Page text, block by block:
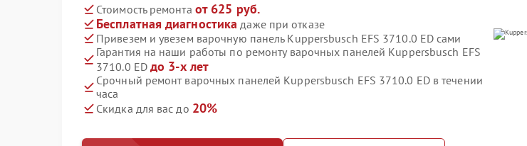
Стоимость ремонта от 625 руб.
Бесплатная диагностика даже при отказе
Привезем и увезем варочную панель Kuppersbusch EFS 3710.0 ED сами
Гарантия на наши работы по ремонту варочных панелей Kuppersbusch EFS
3710.0 ED до 3-х лет
Срочный ремонт варочных панелей Kuppersbusch EFS 3710.0 ED в течении
часа
Скидка для вас до 20%